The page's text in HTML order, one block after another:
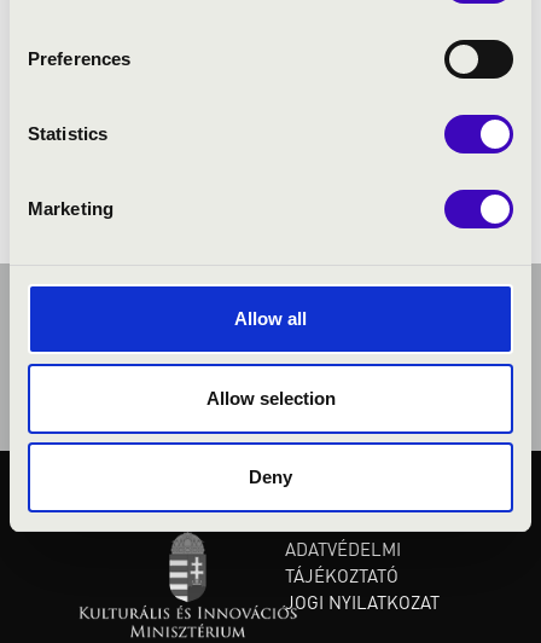
Preferences
Statistics
Marketing
Allow all
Allow selection
Deny
Verdi: Aida - Győzelmi induló
Händel: Vízizene - részletek
ADATVÉDELMI
TÁJÉKOZTATÓ
JOGI NYILATKOZAT